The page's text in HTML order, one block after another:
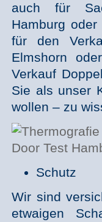
auch für
Hamburg
für den
Elmshorn
Verkauf
Sie als unser
wollen – zu
Schutz
Wir sind
etwaigen